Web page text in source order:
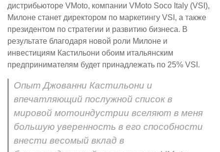
дистрибьюторе VMoto, компании VMoto Soco Italy (VSI),
Милоне станет директором по маркетингу VSI, а также
президентом по стратегии и развитию бизнеса. В
результате благодаря новой роли Милоне и
инвестициям Кастильони обоим итальянским
предпринимателям будет принадлежать по 25% VSI.
Опыт Джованни Кастильони и
впечатляющий послужной список в
мировой мотоиндустрии вселяют в меня
большую уверенность в его способности
внести весомый вклад в